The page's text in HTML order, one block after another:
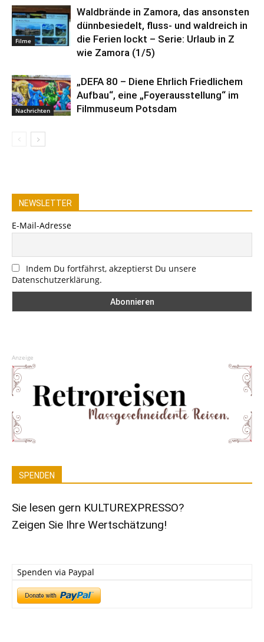
Filme
Waldbrände in Zamora, das ansonsten
dünnbesiedelt, fluss- und waldreich in
die Ferien lockt – Serie: Urlaub in Z
wie Zamora (1/5)
Nachrichten
„DEFA 80 – Diene Ehrlich Friedlichem
Aufbau“, eine „Foyerausstellung“ im
Filmmuseum Potsdam
NEWSLETTER
E-Mail-Adresse
Indem Du fortfährst, akzeptierst Du unsere
Datenschutzerklärung.
Anzeige
SPENDEN
Sie lesen gern KULTUREXPRESSO?
Zeigen Sie Ihre Wertschätzung!
Spenden via Paypal